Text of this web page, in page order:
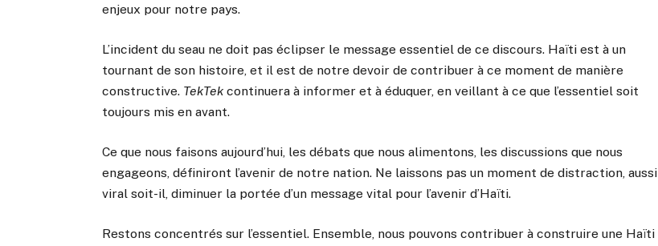
enjeux pour notre pays.
L’incident du seau ne doit pas éclipser le message essentiel de ce discours. Haïti est à un
tournant de son histoire, et il est de notre devoir de contribuer à ce moment de manière
constructive. TekTek continuera à informer et à éduquer, en veillant à ce que l’essentiel soit
toujours mis en avant.
Ce que nous faisons aujourd’hui, les débats que nous alimentons, les discussions que nous
engageons, définiront l’avenir de notre nation. Ne laissons pas un moment de distraction, aussi
viral soit-il, diminuer la portée d’un message vital pour l’avenir d’Haïti.
Restons concentrés sur l’essentiel. Ensemble, nous pouvons contribuer à construire une Haïti